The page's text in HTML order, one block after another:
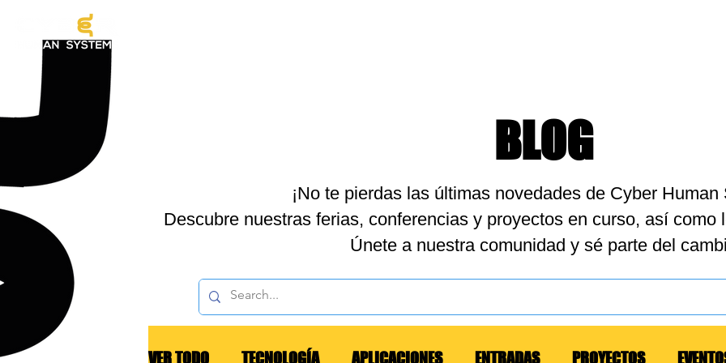
BLOG
¡No te pierdas las últimas novedades de Cyber
Descubre nuestras ferias, conferencias y proyectos en curso, así como
Únete a nuestra comunidad y sé parte del
VER TODO TECNOLOGÍA APLICACIONES ENTRADAS PROYECTOS